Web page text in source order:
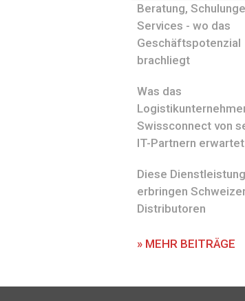
Beratung,
Services - wo das
Geschäftspotenzial
brachliegt
Was das
Swissconnect von
IT-Partnern erwartet
Diese
erbringen
Distributoren
» MEHR BEITRÄGE